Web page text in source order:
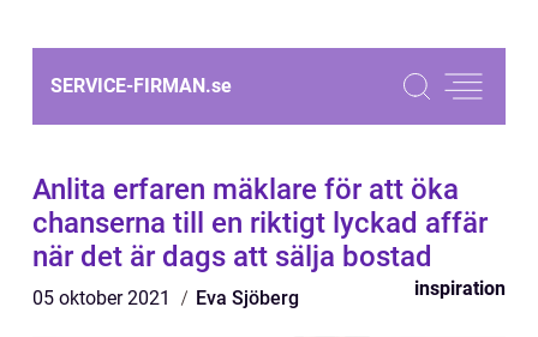
SERVICE-FIRMAN.se
Anlita erfaren mäklare för att öka
chanserna till en riktigt lyckad affär
när det är dags att sälja bostad
05 oktober 2021 Eva Sjöberg inspiration